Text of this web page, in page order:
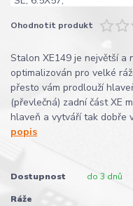
Ohodnotit produkt
Stalon XE149 je největší a
optimalizován pro velké
přesto vám prodlouží
(převlečná) zadní část XE
hlaveň a vytváří tak dobře
popis
Dostupnost do 3 dnů
Ráže